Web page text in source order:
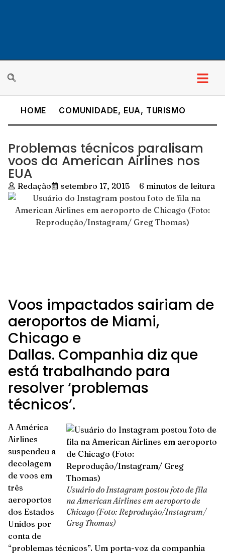
HOME COMUNIDADE, EUA, TURISMO
Problemas técnicos paralisam
voos da American Airlines nos
EUA
Redação setembro 17, 2015 6 minutos de leitura
Voos impactados sairiam de
aeroportos de Miami,
Chicago e
Dallas. Companhia diz que
está trabalhando para
resolver ‘problemas
técnicos’.
Usuário do Instagram postou foto de fila
na American Airlines em aeroporto de
Chicago (Foto: Reprodução/Instagram/
Greg Thomas)
A América
Airlines
suspendeu a
decolagem
de voos em
três
aeroportos
dos Estados
Unidos por
conta de
“problemas técnicos”. Um porta-voz da companhia